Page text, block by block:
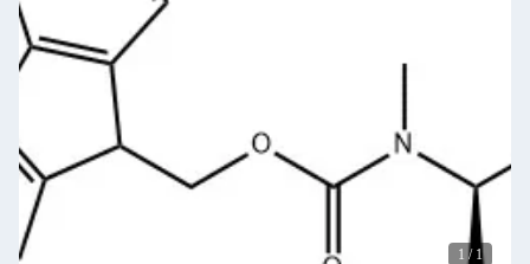
1